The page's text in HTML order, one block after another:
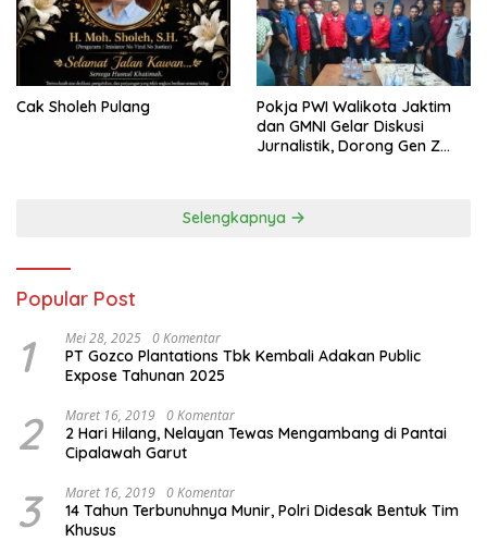
Cak Sholeh Pulang
Pokja PWI Walikota Jaktim
dan GMNI Gelar Diskusi
Jurnalistik, Dorong Gen Z
Selengkapnya
Popular Post
1 Mei 28, 2025 0 Komentar
PT Gozco Plantations Tbk Kembali Adakan Public
Expose Tahunan 2025
2 Maret 16, 2019 0 Komentar
2 Hari Hilang, Nelayan Tewas Mengambang di Pantai
Cipalawah Garut
3 Maret 16, 2019 0 Komentar
14 Tahun Terbunuhnya Munir, Polri Didesak Bentuk Tim
Khusus